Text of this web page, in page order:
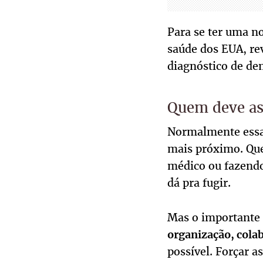
Para se ter uma
saúde dos EUA,
diagnóstico de
Quem deve
Normalmente
mais próximo.
médico ou
dá pra fugir.
Mas o importante
organização,
possível. Forçar